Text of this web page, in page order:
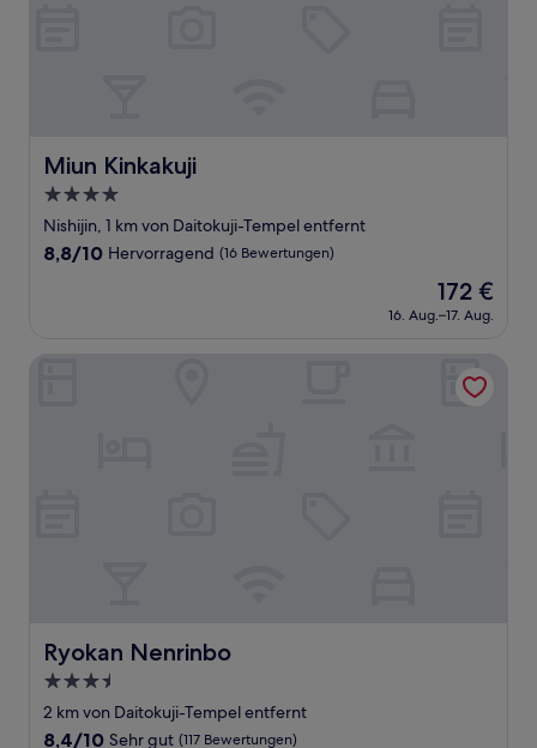
Miun Kinkakuji
Miun Kinkakuji
4.0-
Sterne-
Unterkunft
Nishijin, 1 km von Daitokuji-Tempel entfernt
8.8
Bewertungen)
8,8/10 Hervorragend (16 Bewertungen)
Der
Preis
beträgt
172 €
16. Aug.–17. Aug.
Ryokan Nenrinbo
Ryokan Nenrinbo
3.5-
Sterne-
Unterkunft
2 km von Daitokuji-Tempel entfernt
8.4
8,4/10 Sehr gut (117 Bewertungen)